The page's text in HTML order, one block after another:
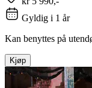
Gyldig i 1 år
Kan benyttes på
Kjøp